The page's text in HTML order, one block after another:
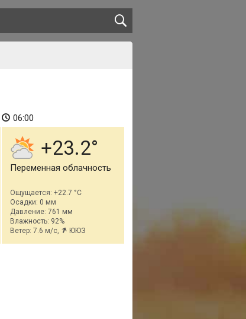
06:00
+23.2
Переменная облачность
Ощущается: +22.7 °C
Осадки: 0 мм
Давление: 761 мм
Влажность: 92%
Ветер: 7.6 м/с,
ЮЮЗ